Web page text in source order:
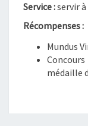
Service :servir à
Récompenses :
Mundus
médaille